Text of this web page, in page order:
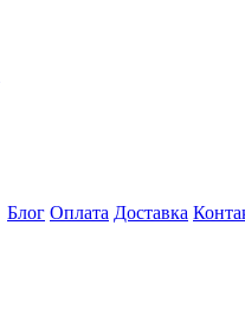
Блог Оплата Доставка